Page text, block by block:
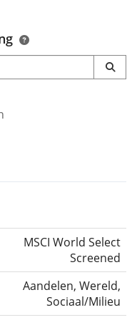
MSCI World Select
Screened
Aandelen, Wereld,
Sociaal/Milieu